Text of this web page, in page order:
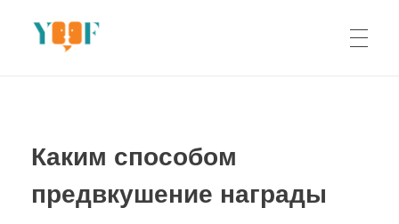
Каким способом
предвкушение награды